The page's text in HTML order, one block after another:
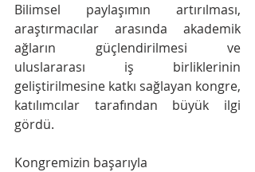
Bilimsel paylaşımın artırılması,
araştırmacılar arasında akademik
ağların güçlendirilmesi ve
uluslararası iş birliklerinin
geliştirilmesine katkı sağlayan kongre,
katılımcılar tarafından büyük ilgi
gördü.
Kongremizin başarıyla